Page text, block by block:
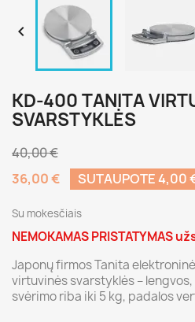

KD-400 TANITA
SVARSTYKLĖS
40,00 €
36,00 €
SUTAUPOTE 4,00
Su mokesčiais
NEMOKAMAS PRISTATYMAS
Japonų firmos Tanita
virtuvinės svarstyklės –
svėrimo riba iki 5 kg, padalos